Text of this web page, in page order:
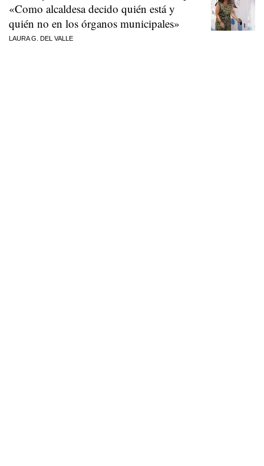
«Como alcaldesa decido quién está y
quién no en los órganos municipales»
LAURA G. DEL VALLE